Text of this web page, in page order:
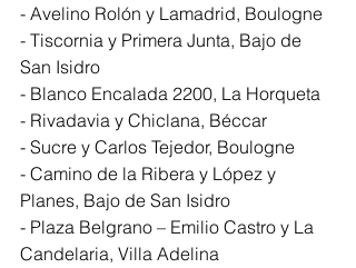
- Avelino Rolón y Lamadrid, Boulogne
- Tiscornia y Primera Junta, Bajo de
San Isidro
- Blanco Encalada 2200, La Horqueta
- Rivadavia y Chiclana, Béccar
- Sucre y Carlos Tejedor, Boulogne
- Camino de la Ribera y López y
Planes, Bajo de San Isidro
- Plaza Belgrano – Emilio Castro y La
Candelaria, Villa Adelina